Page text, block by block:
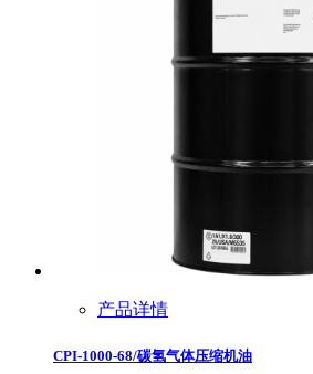
产品详情
CPI-1000-68/碳氢气体压缩机油